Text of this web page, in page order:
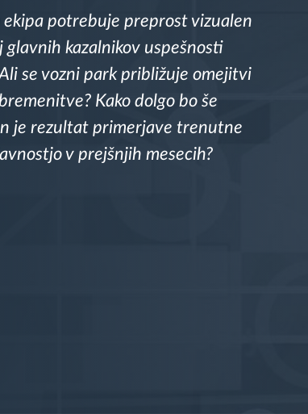
goriva
poti
voznika
ekipa potrebuje preprost vizualen
glavnih kazalnikov uspešnosti
se vozni park približuje omejitvi
Kako dolgo bo še
je rezultat primerjave trenutne
v prejšnjih mesecih?